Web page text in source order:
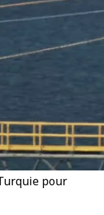
pour